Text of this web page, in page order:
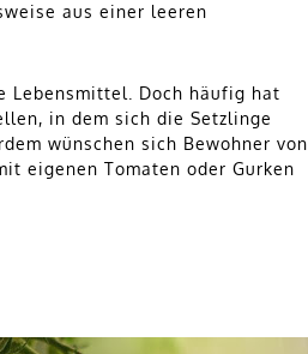
aus einer leeren
Lebensmittel. Doch häufig hat
in dem sich die Setzlinge
wünschen sich Bewohner von
eigenen Tomaten oder Gurken